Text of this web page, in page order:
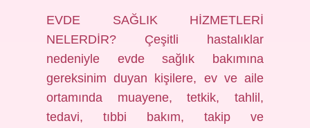
EVDE SAĞLIK HİZMETLERİ
NELERDİR? Çeşitli hastalıklar
nedeniyle evde sağlık bakımına
gereksinim duyan kişilere, ev ve aile
ortamında muayene, tetkik, tahlil,
tedavi, tıbbi bakım, takip ve